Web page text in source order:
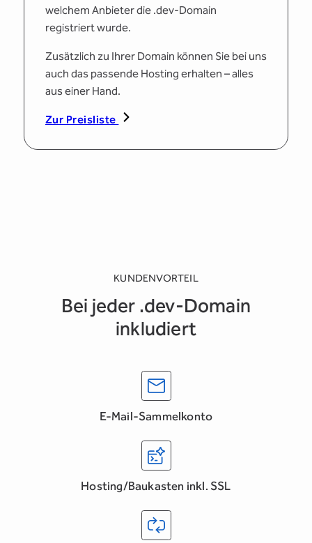
welchem Anbieter die .dev-Domain
registriert wurde.
Zusätzlich zu Ihrer Domain können Sie bei uns
auch das passende Hosting erhalten – alles
aus einer Hand.
Zur Preisliste
KUNDENVORTEIL
Bei jeder .dev-Domain
inkludiert
E-Mail-Sammelkonto
Hosting/Baukasten inkl. SSL